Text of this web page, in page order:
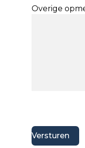
Overige